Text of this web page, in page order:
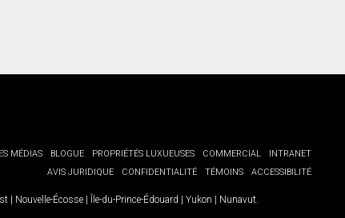
MÉDIAS BLOGUE PROPRIÉTÉS LUXUEUSES COMMERCIAL
INTRANET
AVIS JURIDIQUE
CONFIDENTIALITÉ TÉMOINS ACCESSIBILITÉ
| Nouvelle-Écosse | Île-du-Prince-Édouard | Yukon | Nunavut